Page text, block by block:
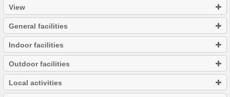
View
General facilities
Indoor facilities
Outdoor facilities
Local activities